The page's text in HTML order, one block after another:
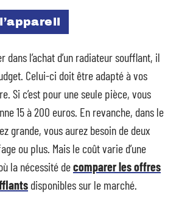
dans l’achat d’un radiateur soufflant, il
Celui-ci doit être adapté à vos
Si c’est pour une seule pièce, vous
15 à 200 euros. En revanche, dans le
grande, vous aurez besoin de deux
ou plus. Mais le coût varie d’une
la nécessité decomparer les offres
disponibles sur le marché.